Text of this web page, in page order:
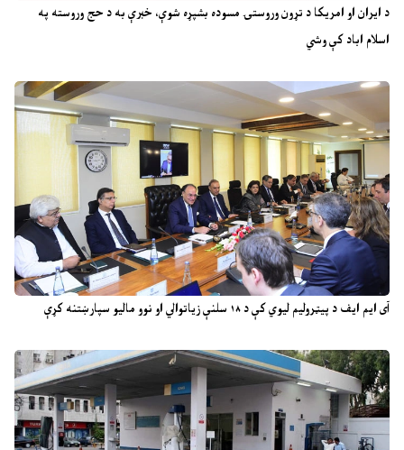
د ایران او امریکا د تړون وروستۍ مسوده بشپړه شوې، خبرې به د حج وروسته په
اسلام اباد کې وشي
آی ایم ایف د پیټرولیم لیوي کې د ۱۸ سلنې زیاتوالي او نوو مالیو سپارښتنه کړې